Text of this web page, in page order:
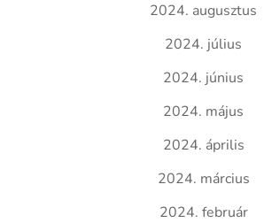
2024. augusztus
2024. július
2024. június
2024. május
2024. április
2024. március
2024. február